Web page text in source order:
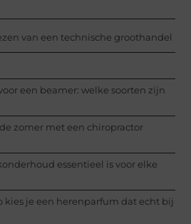
van een technische groothandel
een beamer: welke soorten zijn
zomer met een chiropractor
essentieel is voor elke
kies je een herenparfum dat echt bij